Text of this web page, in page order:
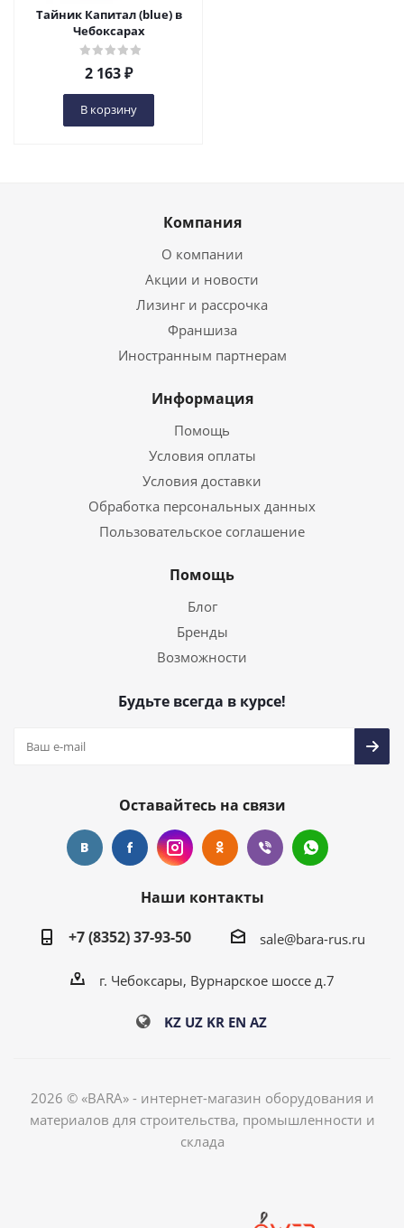
Тайник Капитал (blue) в
Чебоксарах
2 163₽
В корзину
Компания
О компании
Акции и новости
Лизинг и рассрочка
Франшиза
Иностранным партнерам
Информация
Помощь
Условия оплаты
Условия доставки
Обработка персональных данных
Пользовательское соглашение
Помощь
Блог
Бренды
Возможности
Будьте всегда в курсе!
Оставайтесь на связи
Наши контакты
+7 (8352) 37-93-50
sale@bara-rus.ru
г. Чебоксары, Вурнарское шоссе д.7
KZ UZ KR EN AZ
2026 © «BARA» - интернет-магазин оборудования и
материалов для строительства, промышленности и
склада